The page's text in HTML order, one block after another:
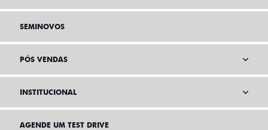
SEMINOVOS
PÓS VENDAS
INSTITUCIONAL
AGENDE UM TEST DRIVE